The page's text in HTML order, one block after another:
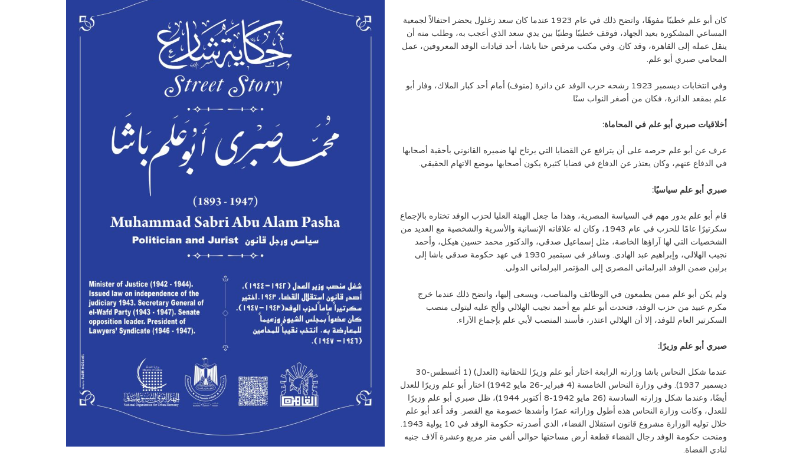
كان أبو علم خطيبًا مفوهًا، واتضح ذلك في عام 1923 عندما كان سعد زغلول يحضر احتفالاً لجمعية
المساعي المشكورة بعيد الجهاد، فوقف خطيبًا وطنيًا بين يدي سعد الذي أعجب به، وطلب منه أن
ينقل عمله إلى القاهرة، وقد كان. وفي مكتب مرقص حنا باشا، أحد قيادات الوفد المعروفين، عمل
المحامي صبري أبو علم.
وفي انتخابات ديسمبر 1923 رشحه حزب الوفد عن دائرة (منوف) أمام أحد كبار الملاك، وفاز أبو
علم بمقعد الدائرة، فكان من أصغر النواب سنًا.
أخلاقيات صبري أبو علم في المحاماة:
عرف عن أبو علم حرصه على أن يترافع عن القضايا التي يرتاح لها ضميره القانوني بأحقية أصحابها
في الدفاع عنهم، وكان يعتذر عن الدفاع في قضايا كثيرة يكون أصحابها موضع الاتهام الحقيقي.
صبري أبو علم سياسيًا:
قام أبو علم بدور مهم في السياسة المصرية، وهذا ما جعل الهيئة العليا لحزب الوفد تختاره بالإجماع
سكرتيرًا عامًا للحزب في عام 1943، وكان له علاقاته الإنسانية والأسرية والشخصية مع العديد من
الشخصيات التي لها آراؤها الخاصة، مثل إسماعيل صدقي، والدكتور محمد حسين هيكل، وأحمد
نجيب الهلالي، وإبراهيم عبد الهادي. وسافر في سبتمبر 1930 في عهد حكومة صدقي باشا إلى
برلين ضمن الوفد البرلماني المصري إلى المؤتمر البرلماني الدولي.
ولم يكن أبو علم ممن يطمعون في الوظائف والمناصب، ويسعى إليها، واتضح ذلك عندما خرج
مكرم عبيد من حزب الوفد، فتحدث أبو علم مع أحمد نجيب الهلالي وألح عليه ليتولى منصب
السكرتير العام للوفد، إلا أن الهلالي اعتذر، فأسند المنصب لأبي علم بإجماع الآراء.
صبري أبو علم وزيرًا:
عندما شكل النحاس باشا وزارته الرابعة اختار أبو علم وزيرًا للحقانية (العدل) (1 أغسطس-30
ديسمبر 1937). وفي وزارة النحاس الخامسة (4 فبراير-26 مايو 1942) اختار أبو علم وزيرًا للعدل
أيضًا، وعندما شكل وزارته السادسة (26 مايو 1942-8 أكتوبر 1944)، ظل صبري أبو علم وزيرًا
للعدل، وكانت وزارة النحاس هذه أطول وزاراته عمرًا وأشدها خصومة مع القصر. وقد أعد أبو علم
خلال توليه الوزارة مشروع قانون استقلال القضاء، الذي أصدرته حكومة الوفد في 10 يولية 1943.
ومنحت حكومة الوفد رجال القضاء قطعة أرض مساحتها حوالي ألفي متر مربع وعشرة آلاف جنيه
لنادي القضاة.